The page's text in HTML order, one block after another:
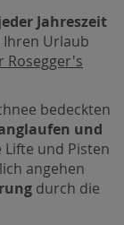
Jahreszeit
Ihren Urlaub
Rosegger's
bedeckten
und
und Pisten
angehen
durch die